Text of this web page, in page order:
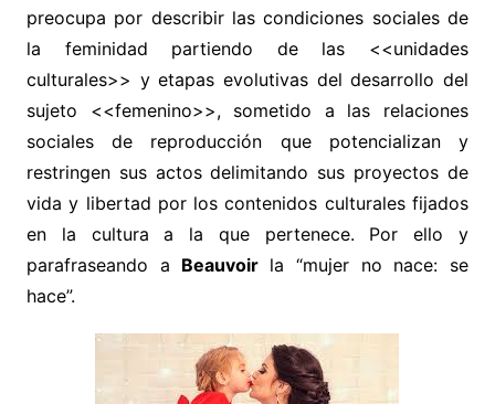
preocupa por describir las condiciones sociales de
la feminidad partiendo de las <<unidades
culturales>> y etapas evolutivas del desarrollo del
sujeto <<femenino>>, sometido a las relaciones
sociales de reproducción que potencializan y
restringen sus actos delimitando sus proyectos de
vida y libertad por los contenidos culturales fijados
en la cultura a la que pertenece. Por ello y
parafraseando a Beauvoir la “mujer no nace: se
hace”.